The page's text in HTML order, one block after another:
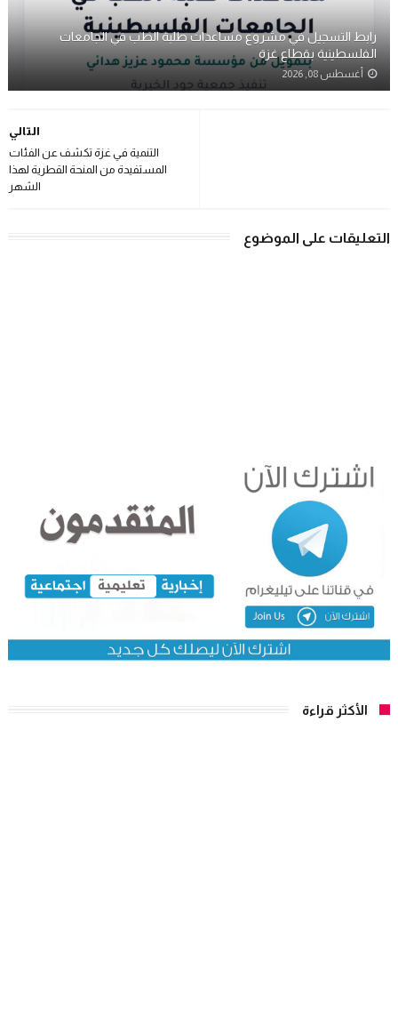
رابط التسجيل في مشروع مساعدات طلبة الطب في الجامعات
الفلسطينية بقطاع غزة
أغسطس 08, 2026
التالي
التنمية في غزة تكشف عن الفئات
المستفيدة من المنحة القطرية لهذا
الشهر
التعليقات على الموضوع
الأكثر قراءة